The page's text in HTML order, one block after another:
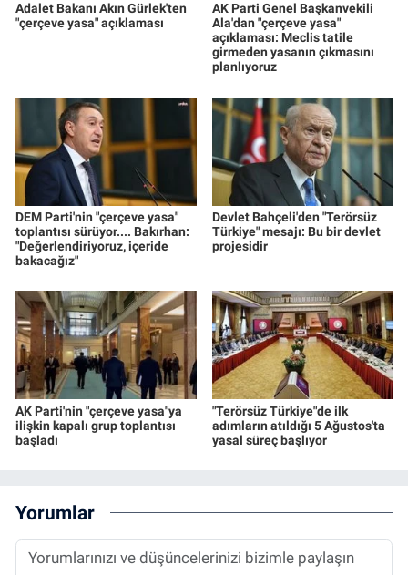
Adalet Bakanı Akın Gürlek'ten
"çerçeve yasa" açıklaması
AK Parti Genel Başkanvekili
Ala'dan "çerçeve yasa"
açıklaması: Meclis tatile
girmeden yasanın çıkmasını
planlıyoruz
DEM Parti'nin "çerçeve yasa"
toplantısı sürüyor.... Bakırhan:
"Değerlendiriyoruz, içeride
bakacağız"
Devlet Bahçeli'den "Terörsüz
Türkiye" mesajı: Bu bir devlet
projesidir
AK Parti'nin "çerçeve yasa"ya
ilişkin kapalı grup toplantısı
başladı
"Terörsüz Türkiye"de ilk
adımların atıldığı 5 Ağustos'ta
yasal süreç başlıyor
Yorumlar